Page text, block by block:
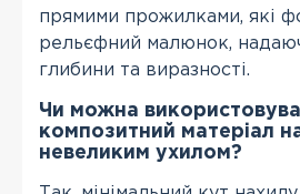
прямими прожилками, які
рельєфний малюнок,
глибини та виразності.
Чи можна
композитний матеріал
невеликим ухилом?